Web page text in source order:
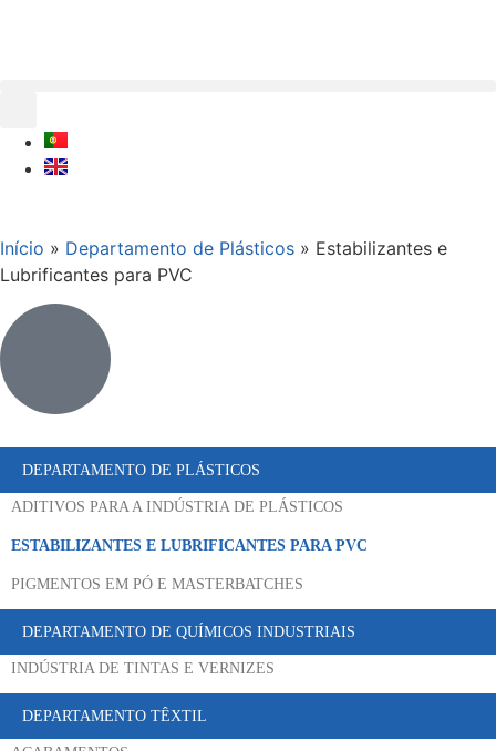
Início » Departamento de Plásticos » Estabilizantes e
Lubrificantes para PVC
DEPARTAMENTO DE PLÁSTICOS
ADITIVOS PARA A INDÚSTRIA DE PLÁSTICOS
ESTABILIZANTES E LUBRIFICANTES PARA PVC
PIGMENTOS EM PÓ E MASTERBATCHES
DEPARTAMENTO DE QUÍMICOS INDUSTRIAIS
INDÚSTRIA DE TINTAS E VERNIZES
DEPARTAMENTO TÊXTIL